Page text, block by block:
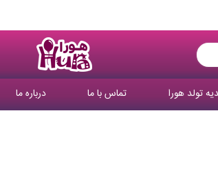
تولد هورا تماس با ما درباره ما